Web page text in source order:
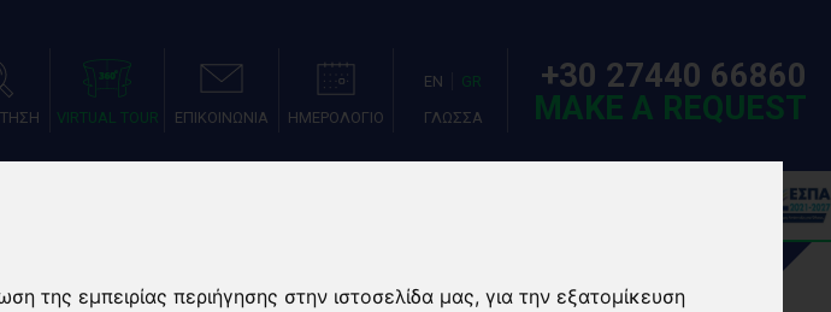
της εμπειρίας περιήγησης στην ιστοσελίδα μας, για την εξατομίκευση
VIRTUAL TOUR ΕΠΙΚΟΙΝΩΝΙΑ ΗΜΕΡΟΛΟΓΙΟ
EN
GR
ΓΛΩΣΣΑ
+30 27440 66860
MAKE A REQUEST